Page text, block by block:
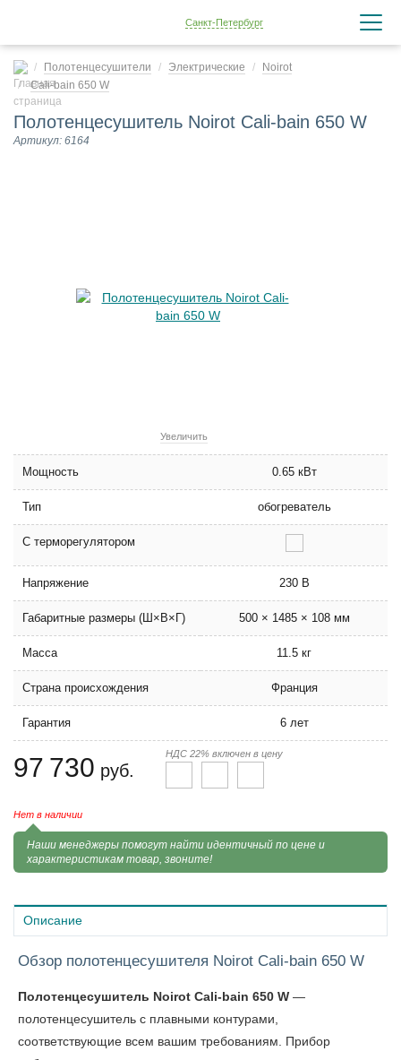
Санкт-Петербург
Полотенцесушители Электрические
Noirot
Cali-bain 650 W
Полотенцесушитель Noirot Cali-bain 650 W
Артикул: 6164
Увеличить
Мощность 0.65 кВт
Тип обогреватель
С терморегулятором
Напряжение 230 В
Габаритные размеры (Ш×В×Г) 500 × 1485 × 108 мм
Масса 11.5 кг
Страна происхождения Франция
Гарантия 6 лет
97 730 руб.
НДС 22% включен в цену
Нет в наличии
Наши менеджеры помогут найти идентичный по цене и
характеристикам товар, звоните!
Описание
Обзор полотенцесушителя Noirot Cali-bain 650 W
Полотенцесушитель Noirot Cali-bain 650 W —
полотенцесушитель с плавными контурами,
соответствующие всем вашим требованиям. Прибор